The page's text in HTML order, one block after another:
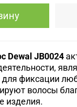
Dewal JB0024
фиксации
волосы
изделия.